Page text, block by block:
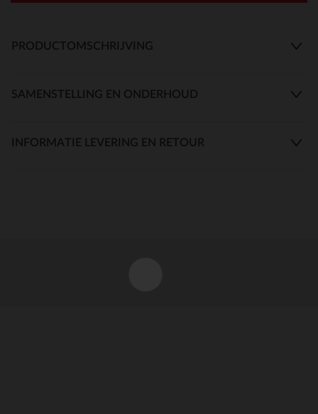
PRODUCTOMSCHRIJVING
SAMENSTELLING EN ONDERHOUD
INFORMATIE LEVERING EN RETOUR